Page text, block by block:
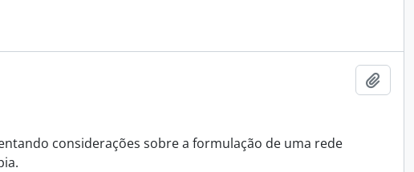
considerações sobre a formulação de uma rede